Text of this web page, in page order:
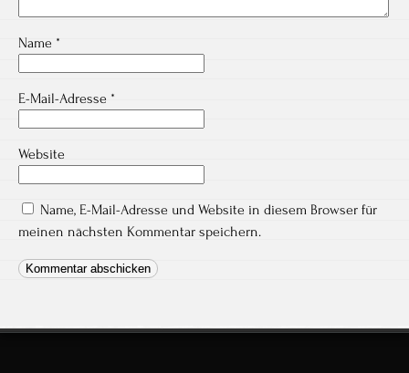
Name *
E-Mail-Adresse *
Website
Name, E-Mail-Adresse und Website in diesem Browser für
meinen nächsten Kommentar speichern.